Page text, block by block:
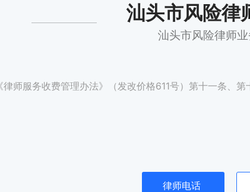
汕头市风险律
汕头市风险律师
师服务收费管理办法》（发改价格611号）第十一条、
律师电话